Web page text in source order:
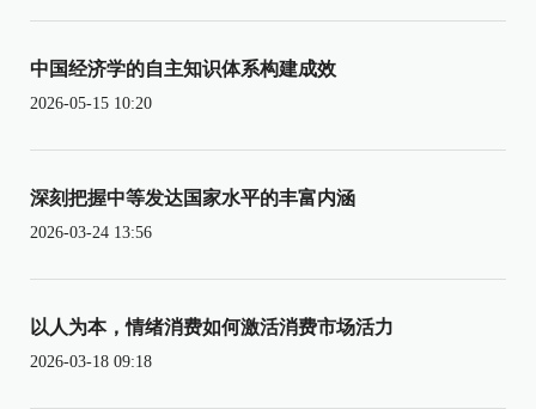
中国经济学的自主知识体系构建成效
2026-05-15 10:20
深刻把握中等发达国家水平的丰富内涵
2026-03-24 13:56
以人为本，情绪消费如何激活消费市场活力
2026-03-18 09:18